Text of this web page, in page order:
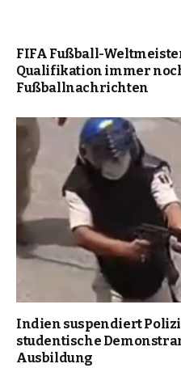
FIFA Fußball-
Qualifikation immer
Fußballnachrichten
Indien suspendiert
studentische
Ausbildung